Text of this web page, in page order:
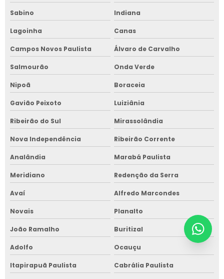
Sabino Indiana
Lagoinha Canas
Campos Novos Paulista Álvaro de Carvalho
Salmourão Onda Verde
Nipoã Boraceia
Gavião Peixoto Luiziânia
Ribeirão do Sul Mirassolândia
Nova Independência Ribeirão Corrente
Analândia Marabá Paulista
Meridiano Redenção da Serra
Avaí Alfredo Marcondes
Novais Planalto
João Ramalho Buritizal
Adolfo Ocauçu
Itapirapuã Paulista Cabrália Paulista